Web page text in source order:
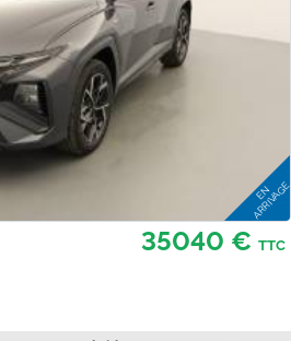
35040 € TTC